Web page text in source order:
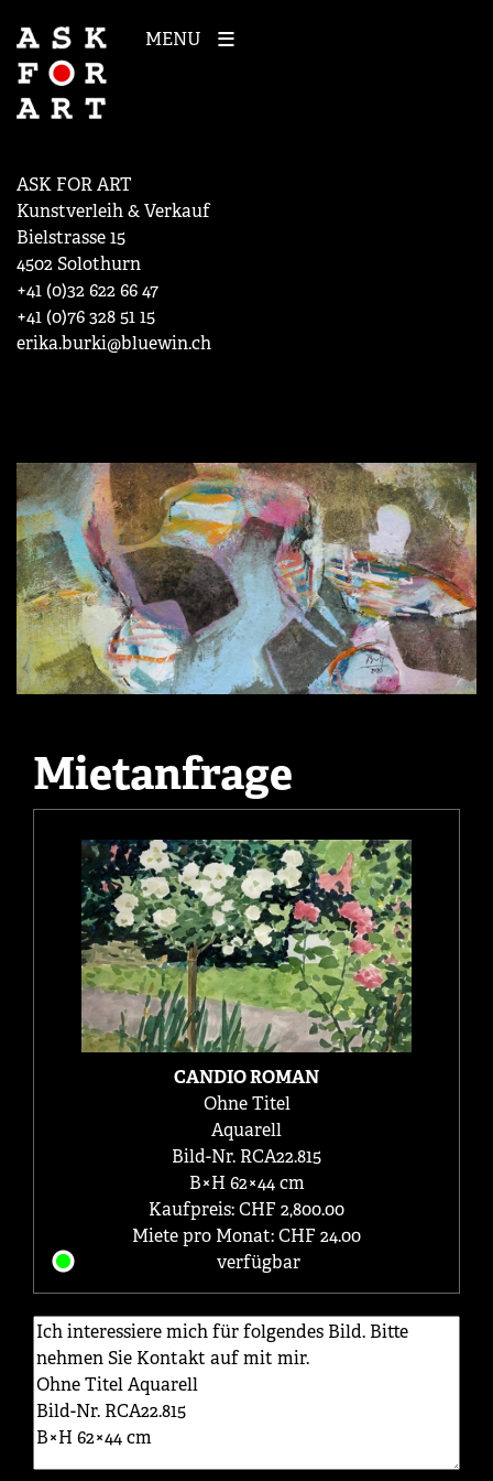
MENU
ASK FOR ART
Kunstverleih & Verkauf
Bielstrasse 15
4502 Solothurn
+41 (0)32 622 66 47
+41 (0)76 328 51 15
erika.burki@bluewin.ch
Mietanfrage
CANDIO ROMAN
Ohne Titel
Aquarell
Bild-Nr. RCA22.815
B×H 62×44 cm
Kaufpreis: CHF 2,800.00
Miete pro Monat: CHF 24.00
verfügbar